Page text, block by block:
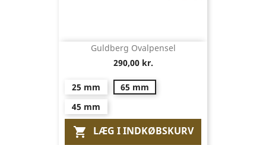
Guldberg Ovalpensel
290,00 kr.
25 mm
65 mm
45 mm
 LÆG I INDKØBSKURV